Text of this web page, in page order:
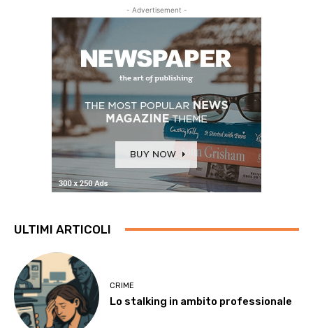
- Advertisement -
ULTIMI ARTICOLI
CRIME
Lo stalking in ambito professionale